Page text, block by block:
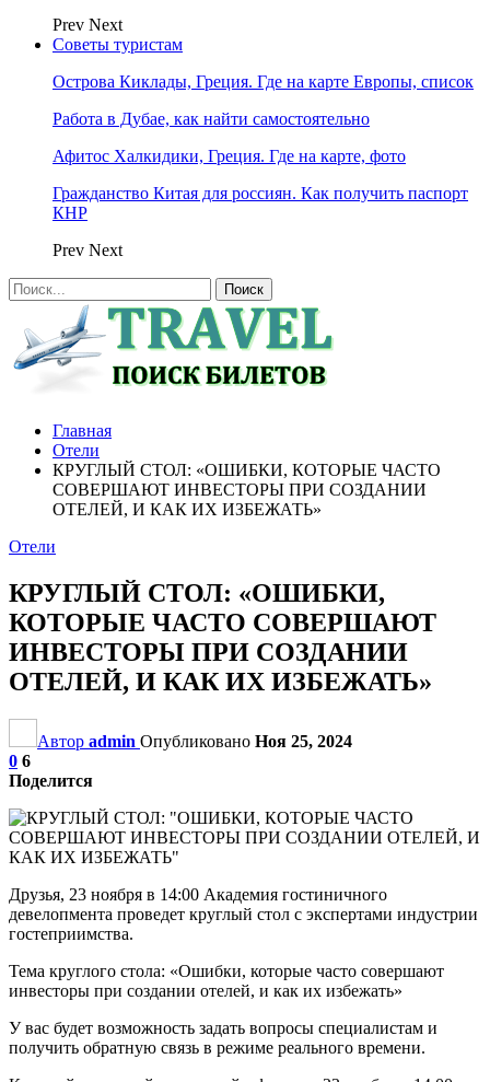
Prev Next
Советы туристам
Острова Киклады, Греция. Где на карте Европы, список
Работа в Дубае, как найти самостоятельно
Афитос Халкидики, Греция. Где на карте, фото
Гражданство Китая для россиян. Как получить паспорт
КНР
Prev Next
Главная
Отели
КРУГЛЫЙ СТОЛ: «ОШИБКИ, КОТОРЫЕ ЧАСТО
СОВЕРШАЮТ ИНВЕСТОРЫ ПРИ СОЗДАНИИ
ОТЕЛЕЙ, И КАК ИХ ИЗБЕЖАТЬ»
Отели
КРУГЛЫЙ СТОЛ: «ОШИБКИ,
КОТОРЫЕ ЧАСТО СОВЕРШАЮТ
ИНВЕСТОРЫ ПРИ СОЗДАНИИ
ОТЕЛЕЙ, И КАК ИХ ИЗБЕЖАТЬ»
Автор admin Опубликовано Ноя 25, 2024
0 6
Поделится
Друзья, 23 ноября в 14:00 Академия гостиничного
девелопмента проведет круглый стол с экспертами индустрии
гостеприимства.
Тема круглого стола: «Ошибки, которые часто совершают
инвесторы при создании отелей, и как их избежать»
У вас будет возможность задать вопросы специалистам и
получить обратную связь в режиме реального времени.